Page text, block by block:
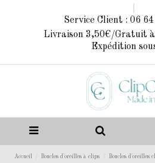
Service Client : 06
Livraison 3,50€/Gratuit
Expédition
Accueil Boucles d'oreilles à clips Boucles d'oreilles